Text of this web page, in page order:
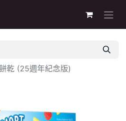
乾 (25週年紀念版)